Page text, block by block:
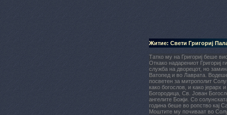
Житие: Свети Григориј
Татко му на Григориј беше
Откако надарениот Григориј
служба на дворецот, но
Ватопед и во Лаврата.
посветен за митрополит
како богослов, и како
Богородица, Св. Јован
ангелите Божји. Со
година беше во ропство кај
Моштите му почиваат во